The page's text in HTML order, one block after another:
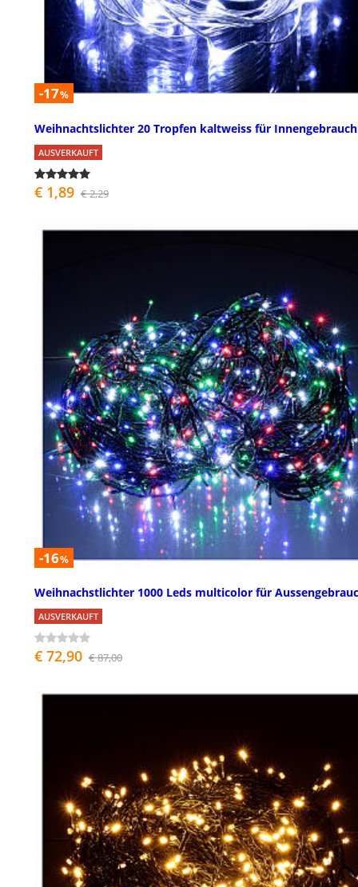
-17%
Weihnachtslichter 20 Tropfen kaltweiss für Innengebrauch
AUSVERKAUFT
€ 1,89 € 2,29
-16%
Weihnachstlichter 1000 Leds multicolor für
AUSVERKAUFT
€ 72,90 € 87,00